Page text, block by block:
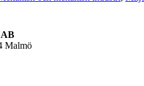
AB
Malmö